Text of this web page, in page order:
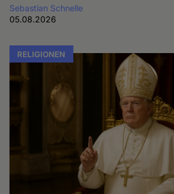
Sebastian Schnelle
05.08.2026
RELIGIONEN